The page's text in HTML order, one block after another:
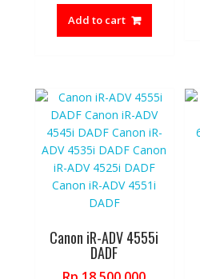
Add to cart
Canon iR-ADV 4555i
DADF